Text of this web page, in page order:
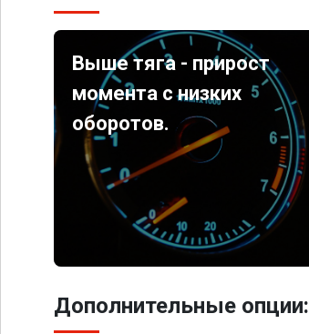
Выше тяга - прирост
момента с низких
оборотов.
Дополнительные опции: